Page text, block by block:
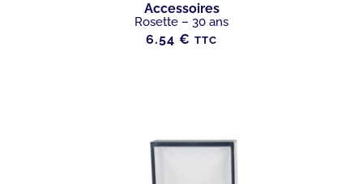
Accessoires
Rosette – 30 ans
6.54 € TTC